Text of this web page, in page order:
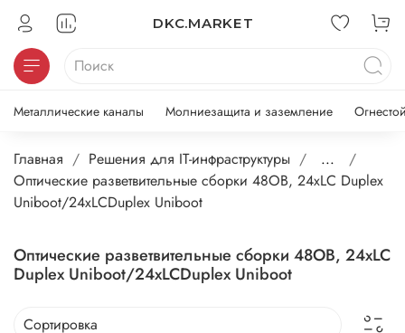
DKC.MARKET
Металлические каналы Молниезащита и заземление
Главная Решения для IT-инфраструктуры
...
Оптические разветвительные сборки 48ОВ, 24xLC Duplex
Uniboot/24xLCDuplex Uniboot
Оптические разветвительные сборки 48ОВ, 24xLC
Duplex Uniboot/24xLCDuplex Uniboot